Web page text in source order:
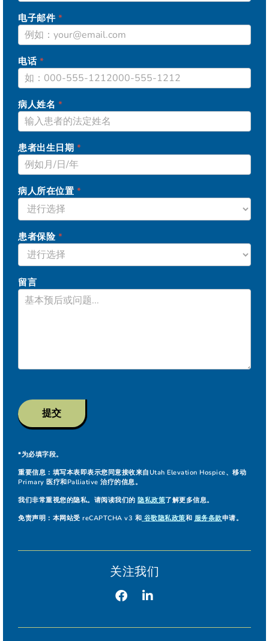
电子邮件 *
电话 *
病人姓名 *
患者出生日期 *
病人所在位置 *
患者保险 *
病
人
的
保
险
留言
提交
*为必填字段。
重要信息： 填写本表即表示您同意接收来自Utah Elevation Hospice、移动
Primary 医疗和Palliative 治疗的信息。
我们非常重视您的隐私。请阅读我们的 隐私政策了解更多信息。
免责声明： 本网站受 reCAPTCHA v3 和 谷歌隐私政策和 服务条款申请。
关注我们